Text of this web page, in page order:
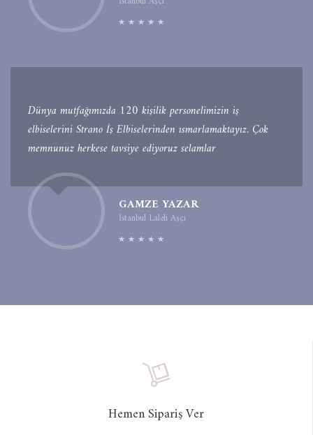
Dünya mutfağımızda 120 kişilik personelimizin iş
elbiselerini Strano İş Elbiselerinden ısmarlamaktayız. Çok
memnunuz herkese tavsiye ediyoruz selamlar
GAMZE YAZAR
İstanbul Laleli Aşçı
Hemen Sipariş Ver